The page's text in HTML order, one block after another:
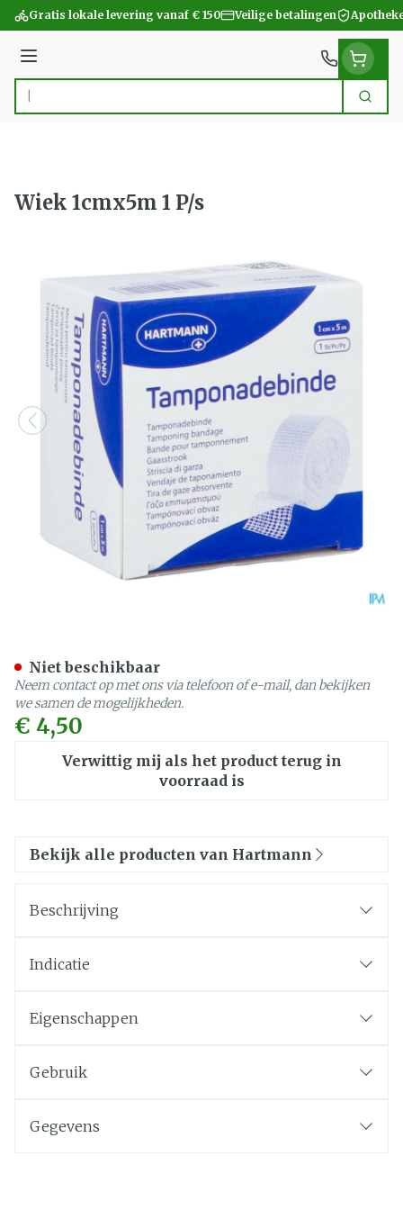
Ga naar de inhoud
Gratis lokale levering vanaf € 150 Veilige betalingen
Menu
Product, merk, categorie... Zoek
Wiek 1cmx5m 1 P/s
€ 4,50
Verwittig mij als het product terug in
voorraad is
Niet beschikbaar
Neem contact op met ons via telefoon of e-mail, dan bekijken
we samen de mogelijkheden.
Bekijk alle producten van Hartmann
Beschrijving
Indicatie
Eigenschappen
Gebruik
Gegevens